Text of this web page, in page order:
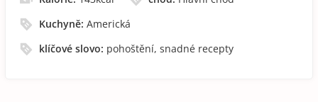
Kuchyně:Americká
klíčové slovo: pohoštění, snadné recepty